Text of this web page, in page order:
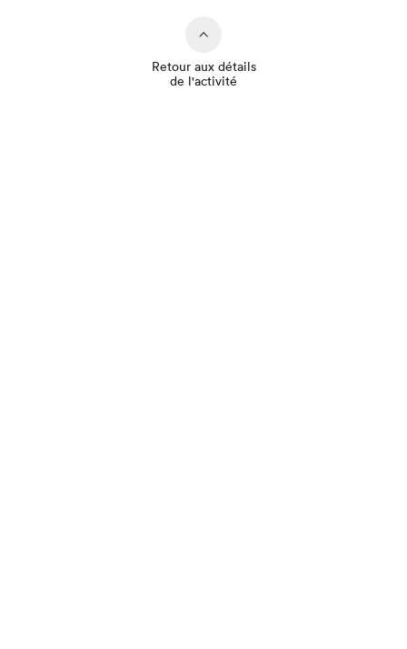
Retour aux détails
de l'activité